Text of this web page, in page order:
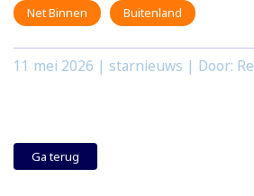
Net Binnen Buitenland
11 mei 2026 | starnieuws | Door:
Ga terug